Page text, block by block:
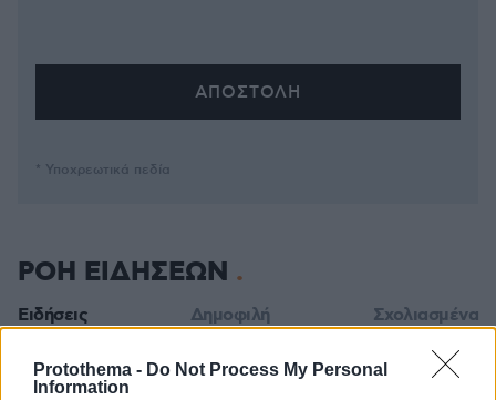
Protothema - Do Not Process My Personal
Information
* Υποχρεωτικά πεδία
ΡΟΗ ΕΙΔΗΣΕΩΝ
Ειδήσεις Δημοφιλή Σχολιασμένα
Η καλή υγεία ξεκινάει από το στόμα- 5 πράγματα που θα
πριν 10 λεπτά